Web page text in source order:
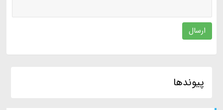
ارسال
پیوندها